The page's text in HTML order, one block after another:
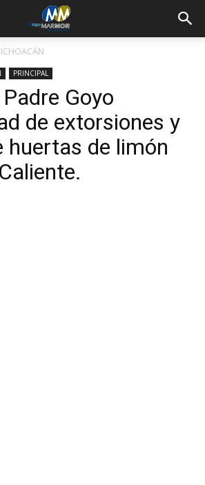
PRINCIPAL
Goyo
de extorsiones y
huertas de limón